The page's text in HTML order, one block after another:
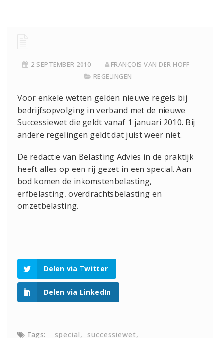
2 SEPTEMBER 2010
FRANÇOIS VAN DER HOFF
REGELINGEN
Voor enkele wetten gelden nieuwe regels bij
bedrijfsopvolging in verband met de nieuwe
Successiewet die geldt vanaf 1 januari 2010. Bij
andere regelingen geldt dat juist weer niet.
De redactie van Belasting Advies in de praktijk
heeft alles op een rij gezet in een special. Aan
bod komen de inkomstenbelasting,
erfbelasting, overdrachtsbelasting en
omzetbelasting.
Delen via Twitter
Delen via LinkedIn
Tags: special
successiewet